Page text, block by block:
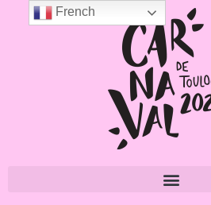
French